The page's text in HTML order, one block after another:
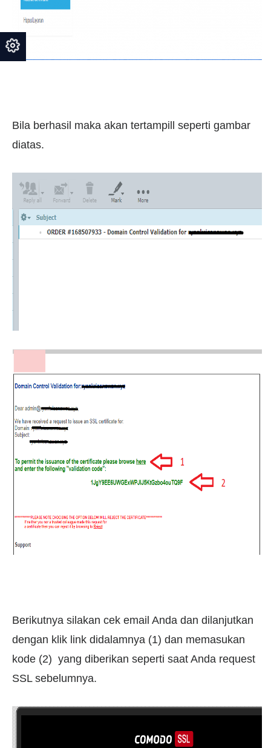
Bila berhasil maka akan tertampill seperti gambar
diatas.
Berikutnya silakan cek email Anda dan dilanjutkan
dengan klik link didalamnya (1) dan memasukan
kode (2) yang diberikan seperti saat Anda request
SSL sebelumnya.